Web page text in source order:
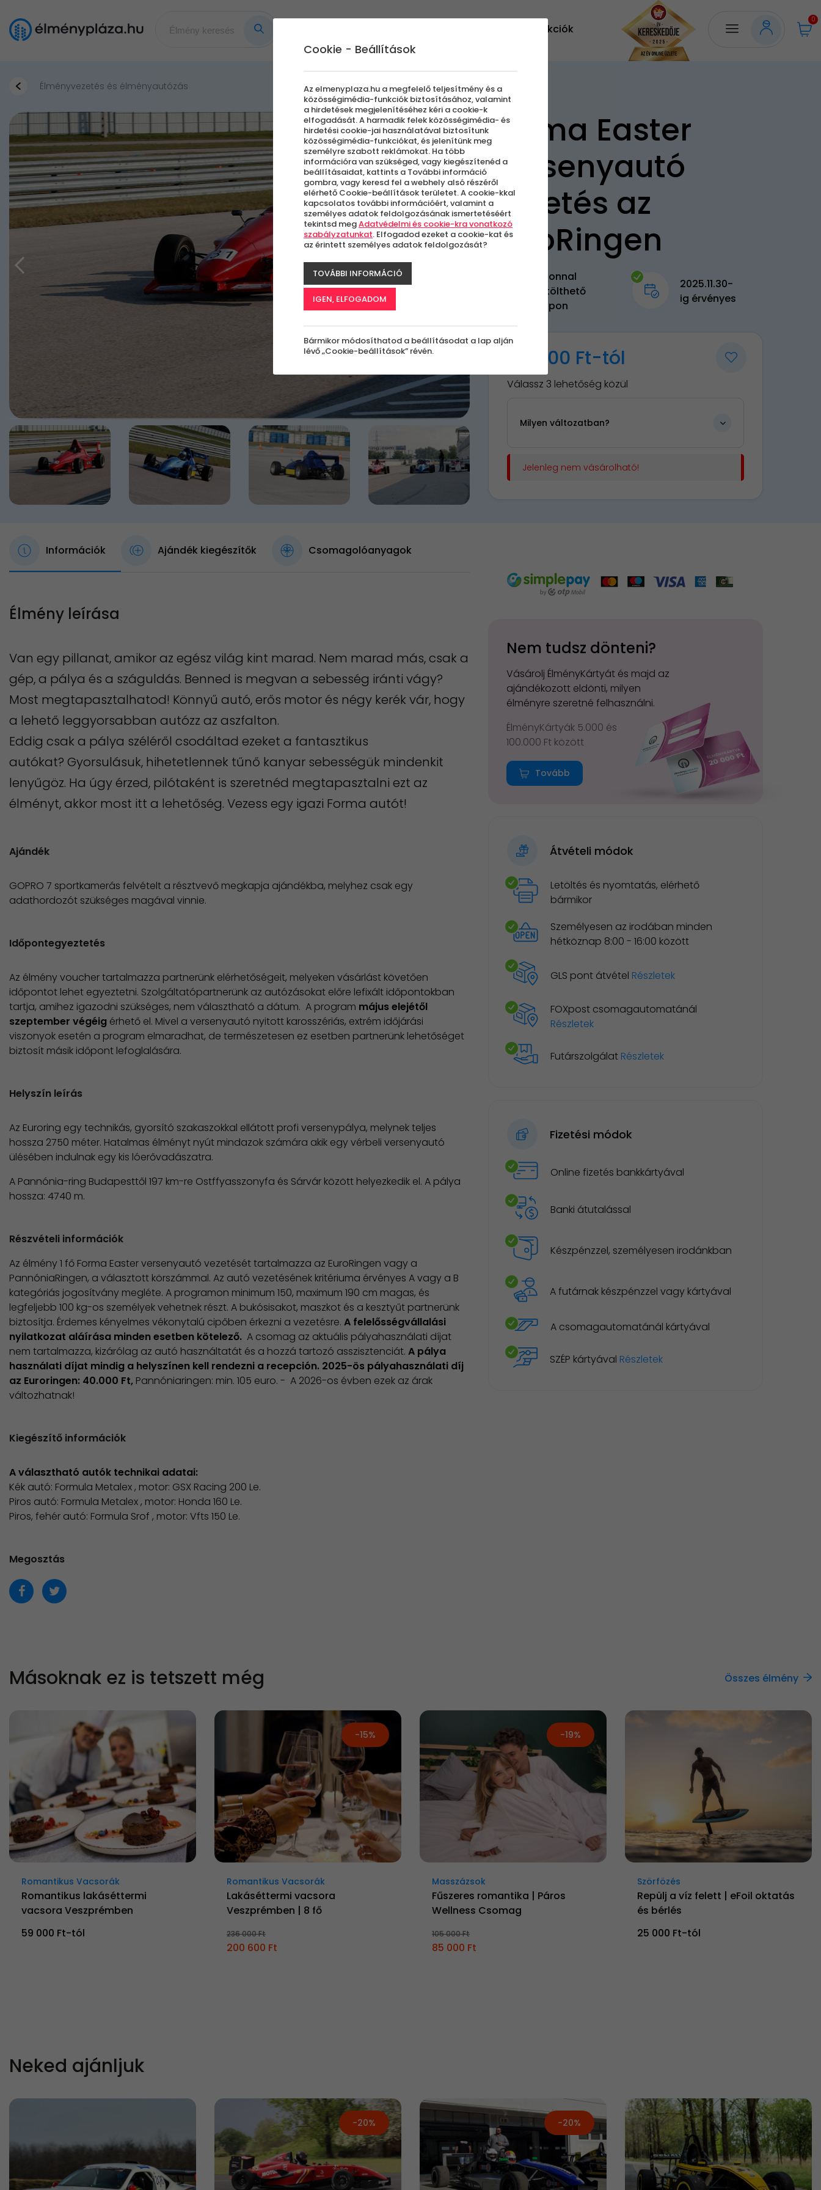
Akciók
0
Élményvezetés és élményautózás
Forma Easter
Versenyautó
Vezetés az
EuroRingen
Azonnal
letölthető
kupon
2025.11.30-
ig érvényes
85 900 Ft-tól
Válassz 3 lehetőség közül
Milyen változatban?
Jelenleg nem vásárolható!
Információk Ajándék kiegészítők Csomagolóanyagok
Élmény leírása
Van egy pillanat, amikor az egész világ kint marad. Nem marad más, csak a
gép, a pálya és a száguldás. Benned is megvan a sebesség iránti vágy?
Most megtapasztalhatod! Könnyű autó, erős motor és négy kerék vár, hogy
a lehető leggyorsabban autózz az aszfalton.
Eddig csak a pálya széléről csodáltad ezeket a fantasztikus
autókat? Gyorsulásuk, hihetetlennek tűnő kanyar sebességük mindenkit
lenyűgöz. Ha úgy érzed, pilótaként is szeretnéd megtapasztalni ezt az
élményt, akkor most itt a lehetőség. Vezess egy igazi Forma autót!
Ajándék
GOPRO 7 sportkamerás felvételt a résztvevő megkapja ajándékba, melyhez csak egy
adathordozót szükséges magával vinnie.
Időpontegyeztetés
Az élmény voucher tartalmazza partnerünk elérhetőségeit, melyeken vásárlást követően
időpontot lehet egyeztetni. Szolgáltatópartnerünk az autózásokat előre lefixált időpontokban
tartja, amihez igazodni szükséges, nem választható a dátum. A program május elejétől
szeptember végéig érhető el. Mivel a versenyautó nyitott karosszériás, extrém időjárási
viszonyok esetén a program elmaradhat, de természetesen ez esetben partnerünk lehetőséget
biztosít másik időpont lefoglalására.
Helyszín leírás
Az Euroring egy technikás, gyorsító szakaszokkal ellátott profi versenypálya, melynek teljes
hossza 2750 méter. Hatalmas élményt nyút mindazok számára akik egy vérbeli versenyautó
ülésében indulnak egy kis lóerővadászatra.
A Pannónia-ring Budapesttől 197 km-re Ostffyasszonyfa és Sárvár között helyezkedik el. A pálya
hossza: 4740 m.
Részvételi információk
Az élmény 1 fő Forma Easter versenyautó vezetését tartalmazza az EuroRingen vagy a
PannóniaRingen, a választott körszámmal. Az autó vezetésének kritériuma érvényes A vagy a B
kategóriás jogosítvány megléte. A programon minimum 150, maximum 190 cm magas, és
legfeljebb 100 kg-os személyek vehetnek részt. A bukósisakot, maszkot és a kesztyűt partnerünk
biztosítja. Érdemes kényelmes vékonytalú cipőben érkezni a vezetésre. A felelősségvállalási
nyilatkozat aláírása minden esetben kötelező. A csomag az aktuális pályahasználati díjat
nem tartalmazza, kizárólag az autó használtatát és a hozzá tartozó asszisztenciát. A pálya
használati díjat mindig a helyszínen kell rendezni a recepción. 2025-ös pályahasználati díj
az Euroringen: 40.000 Ft, Pannóniaringen: min. 105 euro. - A 2026-os évben ezek az árak
változhatnak!
Kiegészítő információk
A választható autók technikai adatai:
Kék autó: Formula Metalex , motor: GSX Racing 200 Le.
Piros autó: Formula Metalex , motor: Honda 160 Le.
Piros, fehér autó: Formula Srof , motor: Vfts 150 Le.
Megosztás
Nem tudsz dönteni?
Vásárolj ÉlményKártyát és majd az
ajándékozott eldönti, milyen
élményre szeretné felhasználni.
ÉlményKártyák 5.000 és
100.000 Ft között
Tovább
Átvételi módok
Letöltés és nyomtatás, elérhető
bármikor
Személyesen az irodában minden
hétköznap 8:00 - 16:00 között
GLS pont átvétel Részletek
FOXpost csomagautomatánál
Részletek
Futárszolgálat Részletek
Fizetési módok
Online fizetés bankkártyával
Banki átutalással
Készpénzzel, személyesen irodánkban
A futárnak készpénzzel vagy kártyával
A csomagautomatánál kártyával
SZÉP kártyával Részletek
Másoknak ez is tetszett még Összes élmény
Romantikus Vacsorák
Romantikus lakáséttermi
vacsora Veszprémben
59 000 Ft-tól
-15%
Romantikus Vacsorák
Lakáséttermi vacsora
Veszprémben | 8 fő
236 000 Ft
200 600 Ft
-19%
Masszázsok
Fűszeres romantika | Páros
Wellness Csomag
105 000 Ft
85 000 Ft
Szörfözés
Repülj a víz felett | eFoil oktatás
és bérlés
25 000 Ft-tól
Neked ajánljuk
-20% -20%
Cookie - Beállítások
Az elmenyplaza.hu a megfelelő teljesítmény és a
közösségimédia-funkciók biztosításához, valamint
a hirdetések megjelenítéséhez kéri a cookie-k
elfogadását. A harmadik felek közösségimédia- és
hirdetési cookie-jai használatával biztosítunk
közösségimédia-funkciókat, és jelenítünk meg
személyre szabott reklámokat. Ha több
információra van szükséged, vagy kiegészítenéd a
beállításaidat, kattints a További információ
gombra, vagy keresd fel a webhely alsó részéről
elérhető Cookie-beállítások területet. A cookie-kkal
kapcsolatos további információért, valamint a
személyes adatok feldolgozásának ismertetéséért
tekintsd megAdatvédelmi és cookie-kra vonatkozó
szabályzatunkat. Elfogadod ezeket a cookie-kat és
az érintett személyes adatok feldolgozását?
TOVÁBBI INFORMÁCIÓ
IGEN, ELFOGADOM
Bármikor módosíthatod a beállításodat a lap alján
lévő „Cookie-beállítások” révén.